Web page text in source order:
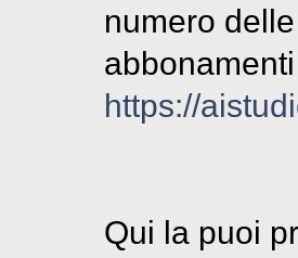
numero
https://
Qui la puoi